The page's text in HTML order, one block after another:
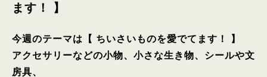
ます！ 】
今週のテーマは【 ちいさいものを愛でてます！ 】
アクセサリーなどの小物、小さな生き物、シールや文
房具、